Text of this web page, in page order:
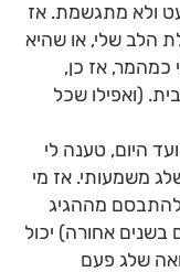
ולא מתגשמת. אז
הלב שלי, או שהיא
כמהמר, אז כן,
(ואפילו שכל
היום, טענה לי
משמעותי. אז מי
להתבסם מההגיג
אחורה) יכול
שלג פעם